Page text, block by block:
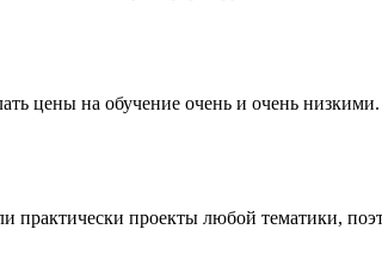
цены на обучение очень и очень низкими.
проекты любой тематики,